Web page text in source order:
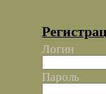
Логин
Пароль